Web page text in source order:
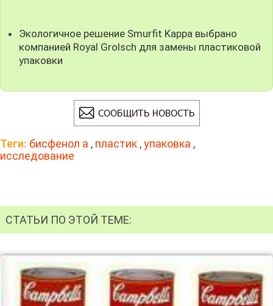
Экологичное решение Smurfit Kappa выбрано
компанией Royal Grolsch для замены пластиковой
упаковки
Теги: бисфенол а , пластик ,упаковка ,
исследование
СТАТЬИ ПО ЭТОЙ ТЕМЕ: